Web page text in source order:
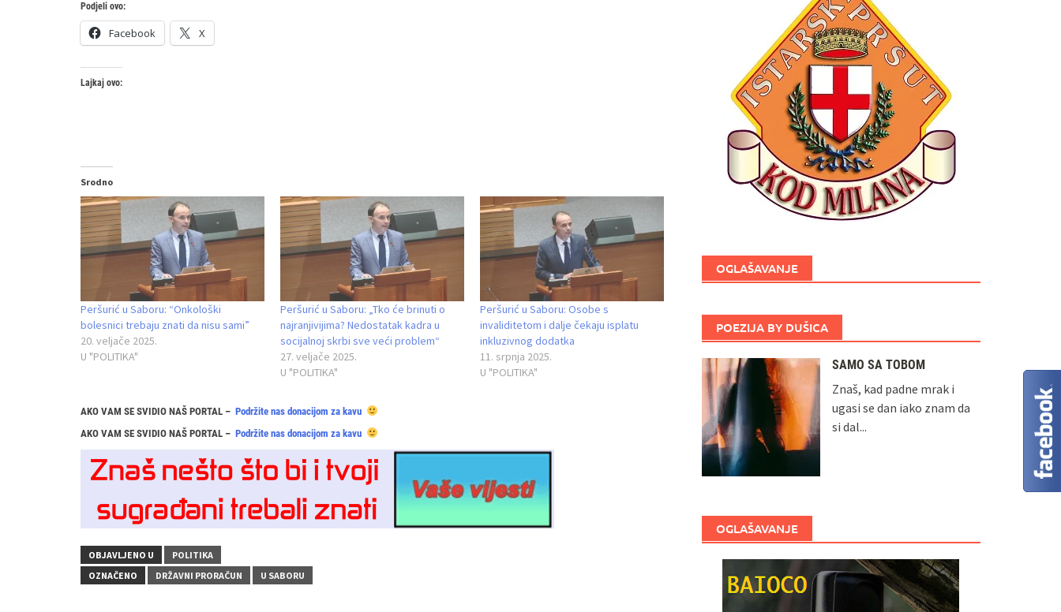
Podjeli ovo:
Facebook X
Lajkaj ovo:
Srodno
Peršurić u Saboru: “Onkološki
bolesnici trebaju znati da nisu sami”
20. veljače 2025.
U "POLITIKA"
Peršurić u Saboru: „Tko će brinuti o
najranjivijima? Nedostatak kadra u
socijalnoj skrbi sve veći problem“
27. veljače 2025.
U "POLITIKA"
Peršurić u Saboru: Osobe s
invaliditetom i dalje čekaju isplatu
inkluzivnog dodatka
11. srpnja 2025.
U "POLITIKA"
AKO VAM SE SVIDIO NAŠ PORTAL – Podržite nas donacijom za kavu
AKO VAM SE SVIDIO NAŠ PORTAL – Podržite nas donacijom za kavu
OBJAVLJENO U
POLITIKA
OZNAČENO
DRŽAVNI PRORAČUN U SABORU
OGLAŠAVANJE
POEZIJA BY DUŠICA
SAMO SA TOBOM
Znaš, kad padne mrak i
ugasi se dan iako znam da
si dal...
OGLAŠAVANJE